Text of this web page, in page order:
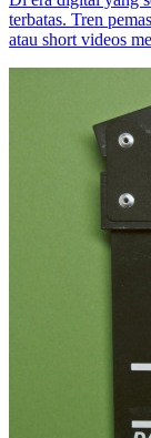
terbatas. Tren
atau short videos